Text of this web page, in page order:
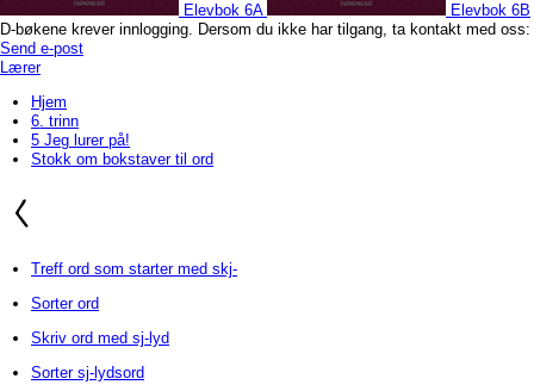
Elevbok 6A
Elevbok 6B
D-bøkene krever innlogging. Dersom du ikke har tilgang, ta kontakt med oss:
Send e-post
Lærer
Hjem
6. trinn
5 Jeg lurer på!
Stokk om bokstaver til ord
Treff ord som starter med skj-
Sorter ord
Skriv ord med sj-lyd
Sorter sj-lydsord